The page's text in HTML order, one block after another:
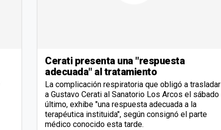
Cerati presenta una "respuesta
adecuada" al tratamiento
La complicación respiratoria que obligó a trasladar
a Gustavo Cerati al Sanatorio Los Arcos el sábado
último, exhibe "una respuesta adecuada a la
terapéutica instituida", según consignó el parte
médico conocido esta tarde.